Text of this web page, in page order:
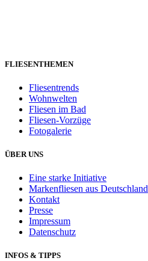
FLIESENTHEMEN
Fliesentrends
Wohnwelten
Fliesen im Bad
Fliesen-Vorzüge
Fotogalerie
ÜBER UNS
Eine starke Initiative
Markenfliesen aus Deutschland
Kontakt
Presse
Impressum
Datenschutz
INFOS & TIPPS